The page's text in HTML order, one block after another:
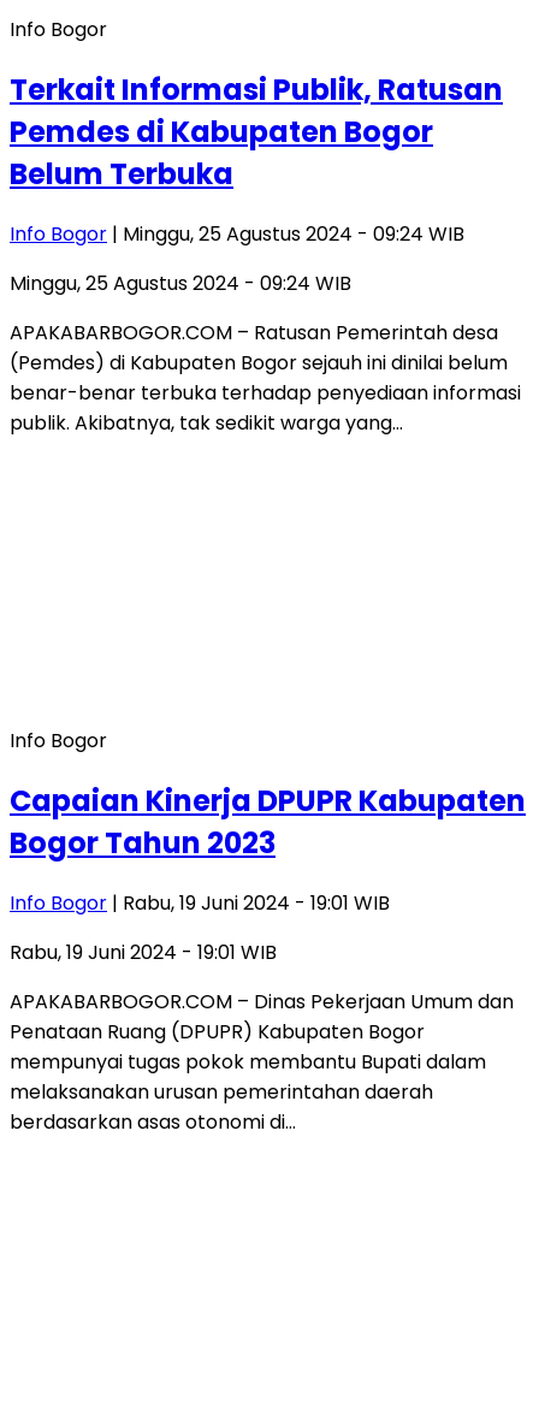
Info Bogor
Terkait Informasi Publik, Ratusan
Pemdes di Kabupaten Bogor
Belum Terbuka
Info Bogor | Minggu, 25 Agustus 2024 - 09:24 WIB
Minggu, 25 Agustus 2024 - 09:24 WIB
APAKABARBOGOR.COM – Ratusan Pemerintah desa
(Pemdes) di Kabupaten Bogor sejauh ini dinilai belum
benar-benar terbuka terhadap penyediaan informasi
publik. Akibatnya, tak sedikit warga yang…
Info Bogor
Capaian Kinerja DPUPR Kabupaten
Bogor Tahun 2023
Info Bogor | Rabu, 19 Juni 2024 - 19:01 WIB
Rabu, 19 Juni 2024 - 19:01 WIB
APAKABARBOGOR.COM – Dinas Pekerjaan Umum dan
Penataan Ruang (DPUPR) Kabupaten Bogor
mempunyai tugas pokok membantu Bupati dalam
melaksanakan urusan pemerintahan daerah
berdasarkan asas otonomi di…